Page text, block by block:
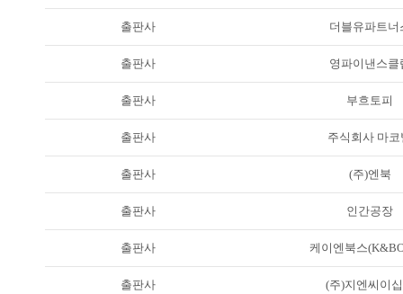
출판사 더블유파트너
출판사 영파이낸스클
출판사 부흐토피
출판사 주식회사 마코
출판사 (주)엔북
출판사 인간공장
출판사 케이엔북스
출판사 (주)지엔씨이